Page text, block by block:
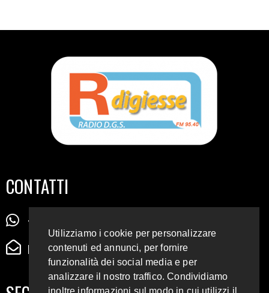
CONTATTI
+39 345 72 72 88 5
radiodigiesse@gmail.com
Utilizziamo i cookie per personalizzare
contenuti ed annunci, per fornire
funzionalità dei social media e per
analizzare il nostro traffico. Condividiamo
inoltre informazioni sul modo in cui utilizzi il